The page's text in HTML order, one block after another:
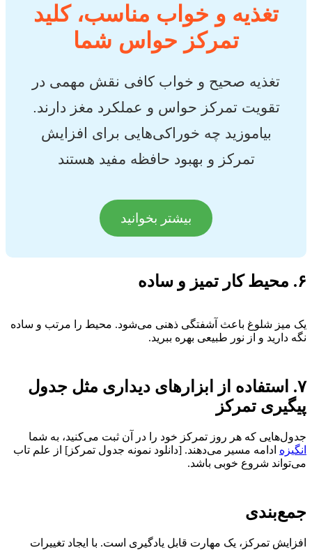
تغذیه و خواب مناسب، کلید
تمرکز حواس شما
تغذیه صحیح و خواب کافی نقش مهمی در
تقویت تمرکز حواس و عملکرد مغز دارند.
بیاموزید چه خوراکی‌هایی برای افزایش
تمرکز و بهبود حافظه مفید هستند
بیشتر بخوانید
۶. محیط کار تمیز و ساده
یک میز شلوغ باعث آشفتگی ذهنی می‌شود. محیط را مرتب و ساده
نگه دارید و از نور طبیعی بهره ببرید.
۷. استفاده از ابزارهای دیداری مثل جدول
پیگیری تمرکز
جدول‌هایی که هر روز تمرکز خود را در آن ثبت می‌کنید، به شما
انگیزه ادامه مسیر می‌دهند. [دانلود نمونه جدول تمرکز] از علم تاب
می‌تواند شروع خوبی باشد.
جمع‌بندی
افزایش تمرکز، یک مهارت قابل یادگیری است. با ایجاد تغییرات